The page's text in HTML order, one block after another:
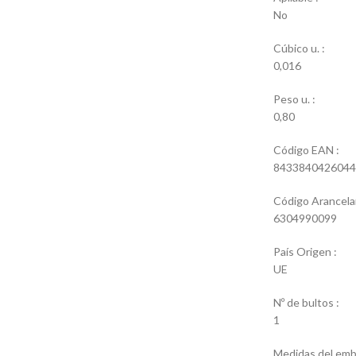
No
Cúbico u. :
0,016
Peso u. :
0,80
Código EAN :
8433840426044
Código
6304990099
País Origen :
UE
Nº de bultos :
1
Medidas del